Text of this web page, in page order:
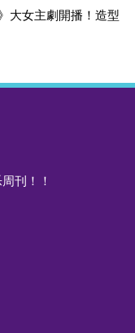
大女主劇開播！造型
刊！！